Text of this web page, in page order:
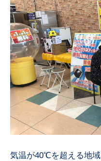
気温が40℃を超える地